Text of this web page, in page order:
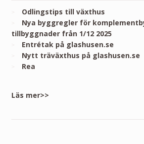
Odlingstips till växthus
Nya byggregler för
tillbyggnader från 1/12 2025
Entrétak på glashusen.se
Nytt träväxthus på glashusen.se
Rea
Läs mer>>